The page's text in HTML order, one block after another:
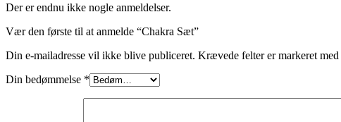
Der er endnu ikke nogle anmeldelser.
Vær den første til at anmelde “Chakra Sæt”
Din e-mailadresse vil ikke blive publiceret. Krævede felter er markeret med
Din bedømmelse *